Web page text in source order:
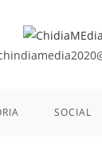
SOCIAL